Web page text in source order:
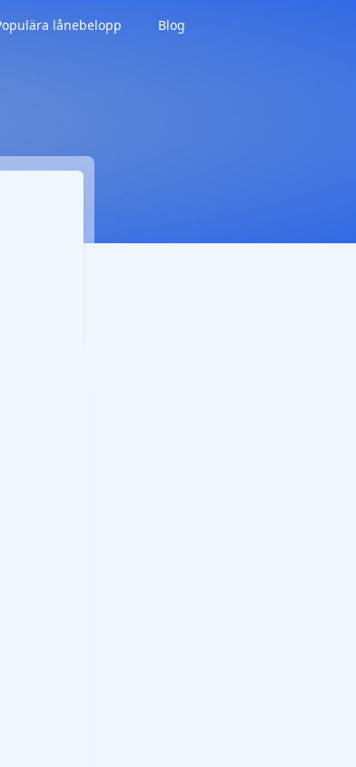
lånebelopp Blog